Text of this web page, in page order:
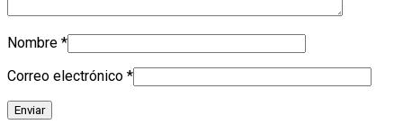
Nombre *
Correo electrónico *